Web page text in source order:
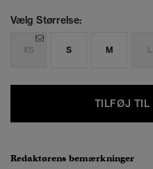
Vælg Størrelse:
XS S M L
TILFØJ TIL
Redaktørens bemærkninger